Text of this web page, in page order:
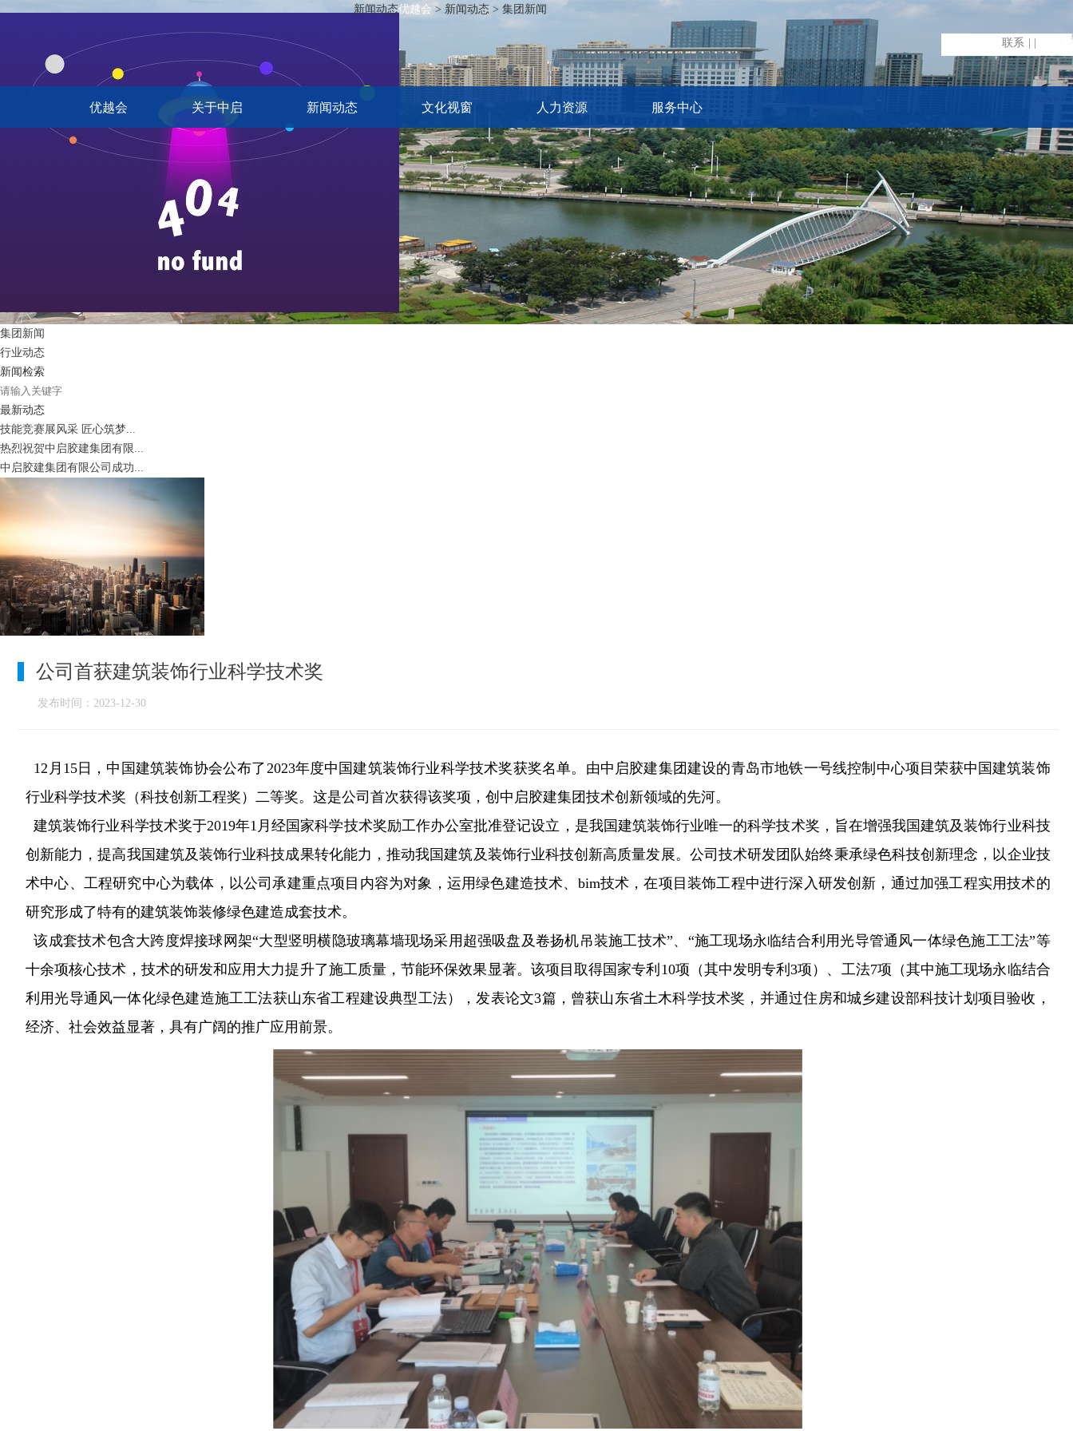
优越会 关于中启 新闻动态 文化视窗 人力资源 服务中心
联系
新闻动态优越会 > 新闻动态 > 集团新闻
集团新闻
行业动态
新闻检索
最新动态
技能竞赛展风采 匠心筑梦...
热烈祝贺中启胶建集团有限...
中启胶建集团有限公司成功...
公司首获建筑装饰行业科学技术奖
发布时间：2023-12-30
12月15日，中国建筑装饰协会公布了2023年度中国建筑装饰行业科学技术奖获奖名单。由中启胶建集团建设的青岛市地铁一号线控制中心项目荣获中国建筑装饰
行业科学技术奖（科技创新工程奖）二等奖。这是公司首次获得该奖项，创中启胶建集团技术创新领域的先河。
建筑装饰行业科学技术奖于2019年1月经国家科学技术奖励工作办公室批准登记设立，是我国建筑装饰行业唯一的科学技术奖，旨在增强我国建筑及装饰行业科技
创新能力，提高我国建筑及装饰行业科技成果转化能力，推动我国建筑及装饰行业科技创新高质量发展。公司技术研发团队始终秉承绿色科技创新理念，以企业技
术中心、工程研究中心为载体，以公司承建重点项目内容为对象，运用绿色建造技术、bim技术，在项目装饰工程中进行深入研发创新，通过加强工程实用技术的
研究形成了特有的建筑装饰装修绿色建造成套技术。
该成套技术包含大跨度焊接球网架“大型竖明横隐玻璃幕墙现场采用超强吸盘及卷扬机吊装施工技术”、“施工现场永临结合利用光导管通风一体绿色施工工法”等
十余项核心技术，技术的研发和应用大力提升了施工质量，节能环保效果显著。该项目取得国家专利10项（其中发明专利3项）、工法7项（其中施工现场永临结合
利用光导通风一体化绿色建造施工工法获山东省工程建设典型工法），发表论文3篇，曾获山东省土木科学技术奖，并通过住房和城乡建设部科技计划项目验收，
经济、社会效益显著，具有广阔的推广应用前景。